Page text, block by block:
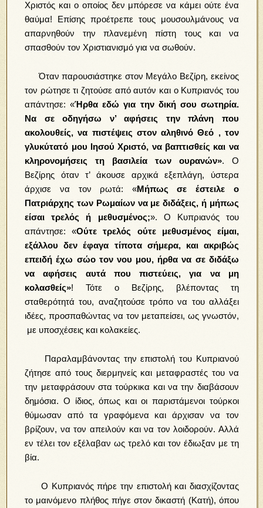
Χριστός και ο οποίος δεν μπόρεσε να κάμει ούτε ένα
θαύμα! Επίσης προέτρεπε τους μουσουλμάνους να
απαρνηθούν την πλανεμένη πίστη τους και να
σπασθούν τον Χριστιανισμό για να σωθούν.
Όταν παρουσιάστηκε στον Μεγάλο Βεζίρη, εκείνος
τον ρώτησε τι ζητούσε από αυτόν και ο Κυπριανός του
απάντησε: «Ήρθα εδώ για την δική σου σωτηρία.
Να σε οδηγήσω ν’ αφήσεις την πλάνη που
ακολουθείς, να πιστέψεις στον αληθινό Θεό , τον
γλυκύτατό μου Ιησού Χριστό, να βαπτισθείς και να
κληρονομήσεις τη βασιλεία των ουρανών». Ο
Βεζίρης όταν τ’ άκουσε αρχικά εξεπλάγη, ύστερα
άρχισε να τον ρωτά: «Μήπως σε έστειλε ο
Πατριάρχης των Ρωμαίων να με διδάξεις, ή μήπως
είσαι τρελός ή μεθυσμένος;». Ο Κυπριανός του
απάντησε: «Ούτε τρελός ούτε μεθυσμένος είμαι,
εξάλλου δεν έφαγα τίποτα σήμερα, και ακριβώς
επειδή έχω σώο τον νου μου, ήρθα να σε διδάξω
να αφήσεις αυτά που πιστεύεις, για να μη
κολασθείς»! Τότε ο Βεζίρης, βλέποντας τη
σταθερότητά του, αναζητούσε τρόπο να του αλλάξει
ιδέες, προσπαθώντας να τον μεταπείσει, ως γνωστόν,
με υποσχέσεις και κολακείες.
Παραλαμβάνοντας την επιστολή του Κυπριανού
ζήτησε από τους διερμηνείς και μεταφραστές του να
την μεταφράσουν στα τούρκικα και να την διαβάσουν
δημόσια. Ο ίδιος, όπως και οι παριστάμενοι τούρκοι
θύμωσαν από τα γραφόμενα και άρχισαν να τον
βρίζουν, να τον απειλούν και να τον λοιδορούν. Αλλά
εν τέλει τον εξέλαβαν ως τρελό και τον έδιωξαν με τη
βία.
Ο Κυπριανός πήρε την επιστολή και διασχίζοντας
το μαινόμενο πλήθος πήγε στον δικαστή (Κατή), όπου